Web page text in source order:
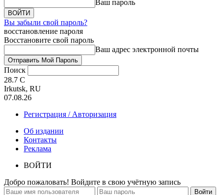
Ваш пароль
Вы забыли свой пароль?
восстановление пароля
Восстановите свой пароль
Ваш адрес электронной почты
Поиск
28.7 C
Irkutsk, RU
07.08.26
Регистрация / Авторизация
Об издании
Контакты
Реклама
ВОЙТИ
Добро пожаловать! Войдите в свою учётную запись